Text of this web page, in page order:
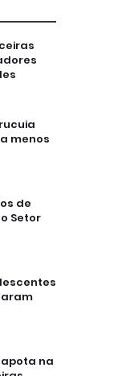
menos
de
Setor
na